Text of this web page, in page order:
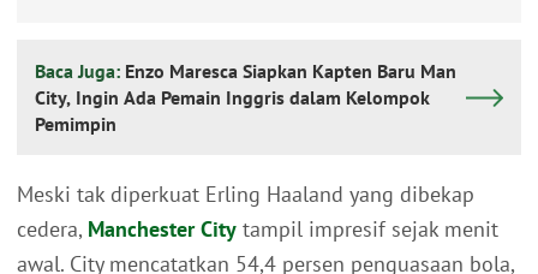
Baca Juga: Enzo Maresca Siapkan Kapten Baru Man
City, Ingin Ada Pemain Inggris dalam Kelompok
Pemimpin
Meski tak diperkuat Erling Haaland yang dibekap
cedera, Manchester City tampil impresif sejak menit
awal. City mencatatkan 54,4 persen penguasaan bola,